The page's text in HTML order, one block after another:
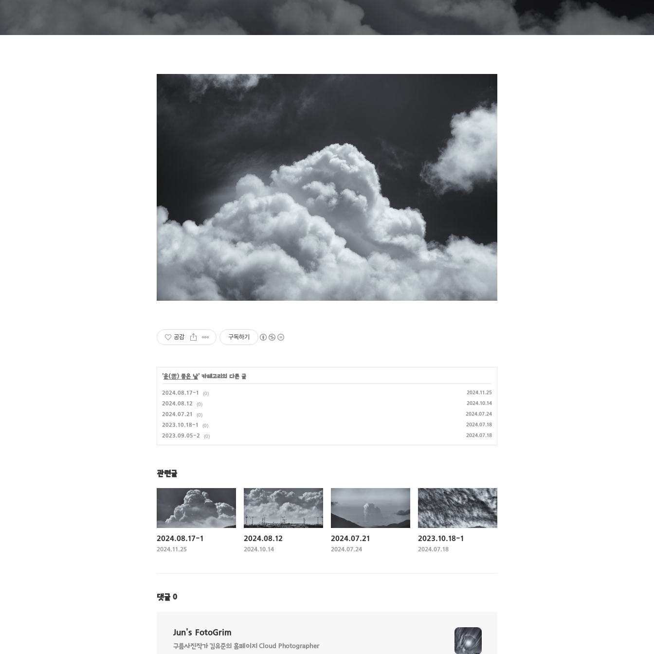
공감 구독하기
'운(雲) 좋은 날' 카테고리의 다른 글
2024.08.17-1 (0) 2024.11.25
2024.08.12 (0) 2024.10.14
2024.07.21 (0) 2024.07.24
2023.10.18-1 (0) 2024.07.18
2023.09.05-2 (0) 2024.07.18
관련글
2024.08.17-1
2024.11.25
2024.08.12
2024.10.14
2024.07.21
2024.07.24
2023.10.18-1
2024.07.18
댓글 0
Jun's FotoGrim
구름사진작가 김유준의 홈페이지 Cloud Photographer